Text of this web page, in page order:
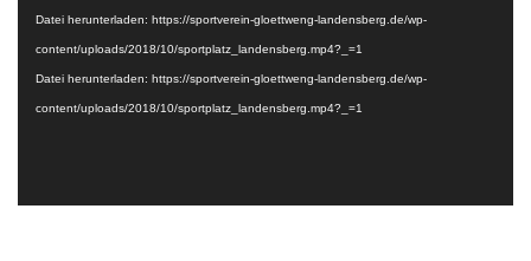
Datei herunterladen: https://sportverein-gloettweng-landensberg.de/wp-
content/uploads/2018/10/sportplatz_landensberg.mp4?_=1
Datei herunterladen: https://sportverein-gloettweng-landensberg.de/wp-
content/uploads/2018/10/sportplatz_landensberg.mp4?_=1